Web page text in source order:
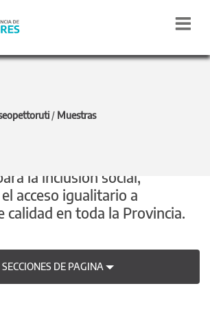
/ Muestras
la inclusión social,
acceso igualitario a
calidad en toda la Provincia.
SECCIONES DE PAGINA